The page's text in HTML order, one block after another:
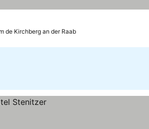
de Kirchberg an der Raab